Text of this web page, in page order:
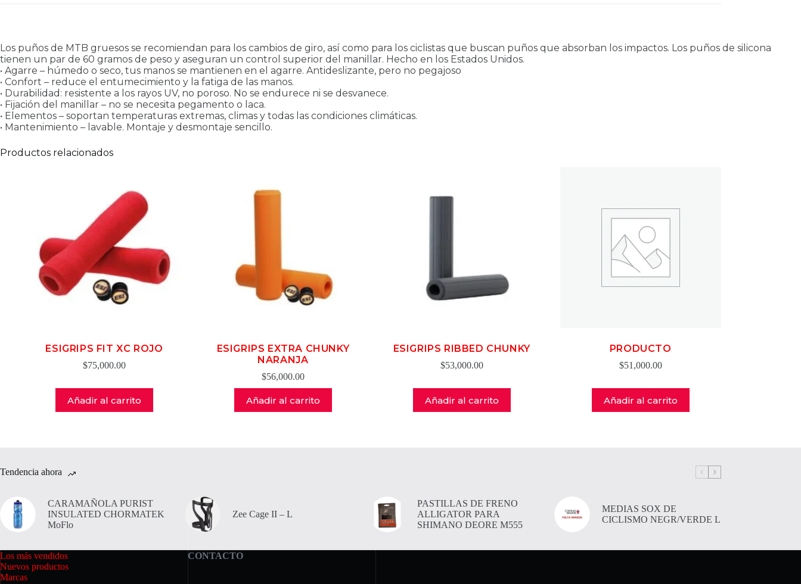
Los puños de MTB gruesos se recomiendan para los cambios de giro, así como para los ciclistas que buscan puños que absorban los impactos. Los puños de silicona
tienen un par de 60 gramos de peso y aseguran un control superior del manillar. Hecho en los Estados Unidos.
• Agarre – húmedo o seco, tus manos se mantienen en el agarre. Antideslizante, pero no pegajoso
• Confort – reduce el entumecimiento y la fatiga de las manos.
• Durabilidad: resistente a los rayos UV, no poroso. No se endurece ni se desvanece.
• Fijación del manillar – no se necesita pegamento o laca.
• Elementos – soportan temperaturas extremas, climas y todas las condiciones climáticas.
• Mantenimiento – lavable. Montaje y desmontaje sencillo.
Productos relacionados
ESIGRIPS FIT XC ROJO
$75,000.00
Añadir al carrito
ESIGRIPS EXTRA CHUNKY
NARANJA
$56,000.00
Añadir al carrito
ESIGRIPS RIBBED CHUNKY
$53,000.00
Añadir al carrito
PRODUCTO
$51,000.00
Añadir al carrito
Tendencia ahora
CARAMAÑOLA PURIST
INSULATED CHORMATEK
MoFlo
Zee Cage II – L
PASTILLAS DE FRENO
ALLIGATOR PARA
SHIMANO DEORE M555
MEDIAS SOX DE
CICLISMO NEGR/VERDE L
Los más vendidos
Nuevos productos
Marcas
CONTACTO